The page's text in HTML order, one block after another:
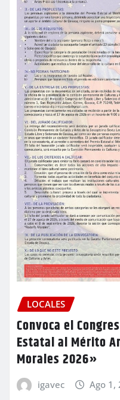
LOCALES
Convoca el
Estatal al Mérito
Morales 2026»
igavec Ago 1,